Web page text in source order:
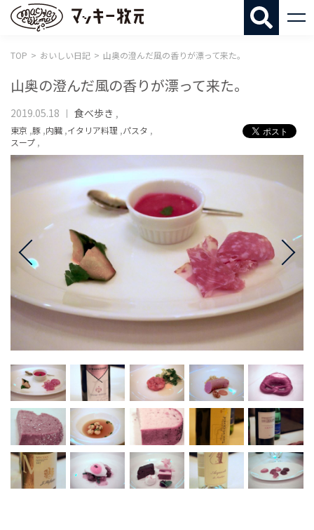
TOP おいしい日記 山奥の澄んだ風の香りが漂って来た。
山奥の澄んだ風の香りが漂って来た。
2019.05.18 食べ歩き ,
東京 ,豚 ,内臓 ,イタリア料理 ,パスタ ,
スープ ,